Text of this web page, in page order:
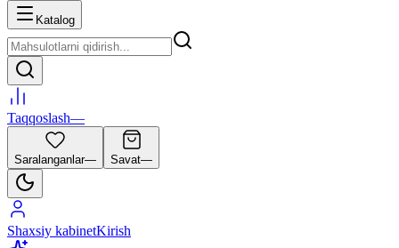
Katalog
Taqqoslash—
Saralanganlar— Savat—
Shaxsiy kabinetKirish